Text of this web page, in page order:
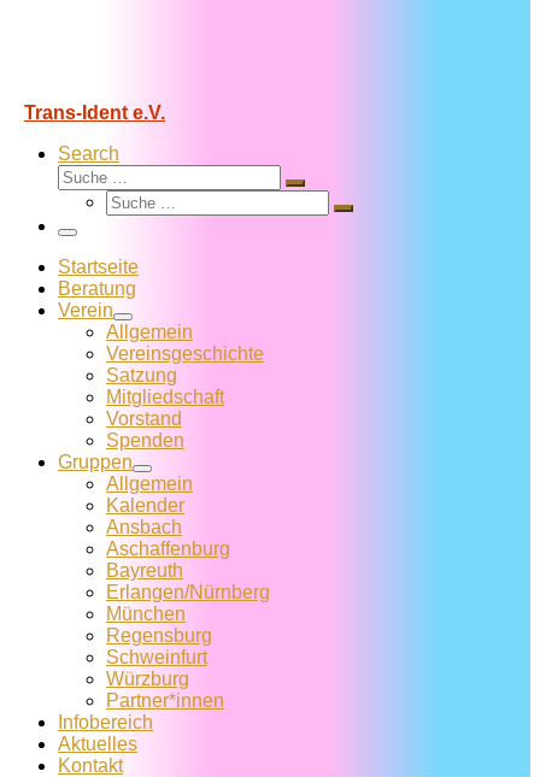
Trans-Ident e.V.
Search
Suche
Suche
Suche
Suche
Menü
Startseite
Beratung
Verein
Allgemein
Vereins­geschichte
Satzung
Mitglied­schaft
Vorstand
Spenden
Gruppen
Allgemein
Kalender
Ansbach
Aschaffenburg
Bayreuth
Erlangen/Nürnberg
München
Regensburg
Schweinfurt
Würzburg
Partner*innen
Infobereich
Aktuelles
Kontakt